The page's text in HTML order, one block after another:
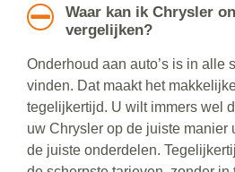
Waar kan ik Chrysler
vergelijken?
Onderhoud aan auto’s is in alle
vinden. Dat maakt het
tegelijkertijd. U wilt immers wel
uw Chrysler op de juiste manier
de juiste onderdelen.